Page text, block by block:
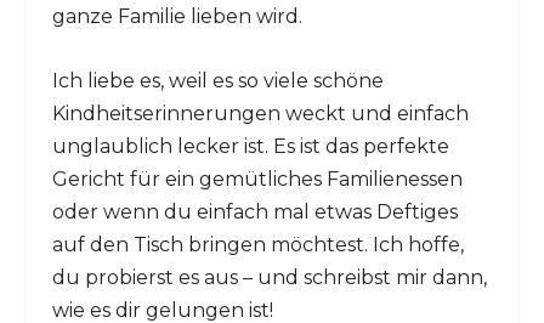
ganze Familie lieben wird.
Ich liebe es, weil es so viele schöne
Kindheitserinnerungen weckt und einfach
unglaublich lecker ist. Es ist das perfekte
Gericht für ein gemütliches Familienessen
oder wenn du einfach mal etwas Deftiges
auf den Tisch bringen möchtest. Ich hoffe,
du probierst es aus – und schreibst mir dann,
wie es dir gelungen ist!